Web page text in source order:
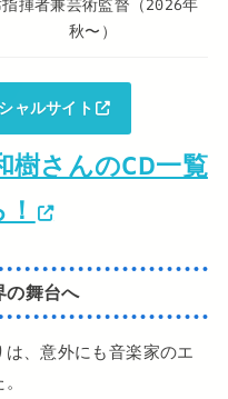
指揮者兼芸術監督（2026年
秋〜）
ャルサイト
樹さんのCD一覧
の舞台へ
、意外にも音楽家のエ